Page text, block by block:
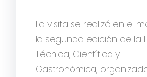
La visita se realizó en el
la segunda edición de la
Técnica, Científica y
Gastronómica,